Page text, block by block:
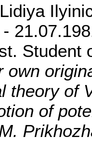
Student
own
theory of
of